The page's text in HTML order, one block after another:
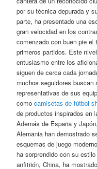
por su técnica depurada y
parte, ha presentado una
gran velocidad en los
comenzado con buen pie
primeros partidos. Este
entusiasmo entre los
siguen de cerca cada
muchos seguidores buscan
representativas de sus
comocamisetas de fútbol
de productos inspirados en
Además de España y
Alemania han demostrado
esquemas de juego
ha sorprendido con su
anfitrión, China, ha